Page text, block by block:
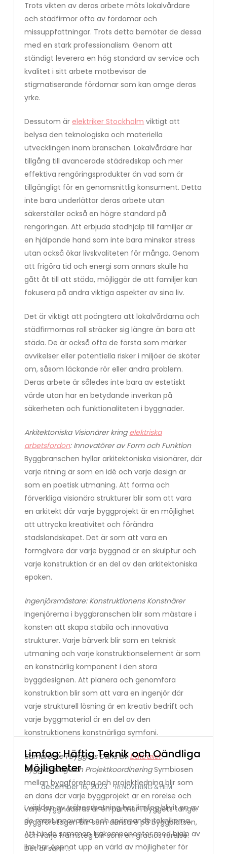
Trots vikten av deras arbete möts lokalvårdare
och städfirmor ofta av fördomar och
missuppfattningar. Trots detta bemöter de dessa
med en stark professionalism. Genom att
ständigt leverera en hög standard av service och
kvalitet i sitt arbete motbevisar de
stigmatiserande fördomar som kan omge deras
yrke.
Dessutom är elektriker Stockholm viktigt att
belysa den teknologiska och materiella
utvecklingen inom branschen. Lokalvårdare har
tillgång till avancerade städredskap och mer
effektiva rengöringsprodukter än vad som är
tillgängligt för en genomsnittlig konsument. Detta
inte bara underlättar deras arbete utan
säkerställer också en högre standard på
rengöringen. Att erbjuda städhjälp till familjer är
en hjälpande hand som inte bara minskar stress
utan också ökar livskvaliteten för många. Genom
att frigöra tid och energi som annars skulle ha
gått åt till att städa, möjliggör de att familjer kan
fokusera på andra viktiga aspekter av sina liv.
Det är viktigt att poängtera att lokalvårdarna och
städfirmornas roll sträcker sig längre än bara att
städa. De är också ofta de första som märker
avvikelser eller potentiella risker i miljöer de sköter
om, såsom läckande rör eller andra problem.
Deras arbete är således inte bara av estetiskt
värde utan har en betydande inverkan på
säkerheten och funktionaliteten i byggnader.
Arkitektoniska Visionärer kring elektriska
arbetsfordon: Innovatörer av Form och Funktion
Byggbranschen hyllar arkitektoniska visionärer, där
varje ritning är som en idé och varje design är
som en poetisk utmaning. Att forma och
förverkliga visionära strukturer blir som att vara
en arkitekt där varje byggprojekt är en möjlighet
att uttrycka kreativitet och förändra
stadslandskapet. Det är som att vara en
formgivare där varje byggnad är en skulptur och
varje konstruktion är en del av den arkitektoniska
epoken.
Ingenjörsmästare: Konstruktionens Konstnärer
Ingenjörerna i byggbranschen blir som mästare i
konsten att skapa stabila och innovativa
strukturer. Varje bärverk blir som en teknisk
utmaning och varje konstruktionselement är som
en konstnärlig komponent i den stora
byggdesignen. Att planera och genomföra
konstruktion blir som att vara en ingenjör där
varje strukturell lösning är en kreativ bedrift och
varje byggmaterial är en del av den
konstruktionens konstnärliga symfoni.
Samarbete i Byggets Dans avbåttrailer:
Byggföretag och ProjektkoordineringSymbiosen
mellan byggföretag och projektledning blir som
en dans där varje byggprojekt är en rörelse och
varje byggnadsfas är en partner i byggets tango.
Byggföretagen blir som dansare på byggplatsen,
och varje framsteg blir som en graciös rörelse.
Det är som …
Limfog: Häftig Teknik och Oändliga
Möjligheter
RENOVERING & HEM
I världen av träbearbetning har limfog blivit en av
de mest innovativa och spännande teknikerna.
Att binda samman träkomponenter med hjälp av
lim har öppnat upp en värld av möjligheter för